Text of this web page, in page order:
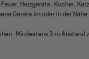
Feuer, Heizgeräte, Kocher,
Geräte im oder in der
Mindestens 3 m Abstand